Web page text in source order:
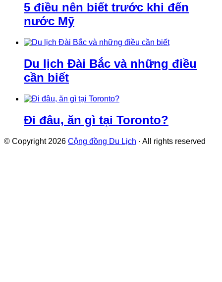
5 điều nên biết trước khi đến
nước Mỹ
Du lịch Đài Bắc và những điều
cần biết
Đi đâu, ăn gì tại Toronto?
© Copyright 2026 Cộng đồng Du Lịch · All rights reserved